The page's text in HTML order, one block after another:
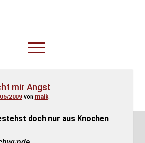
open
menu
Anderswo
Spesenliste
mir Angst
2009von maik.
doch nur aus Knochen